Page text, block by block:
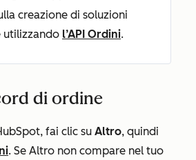
creazione di soluzioni
utilizzando l’API Ordini.
di ordine
fai clic su Altro, quindi
. Se Altro non compare nel tuo